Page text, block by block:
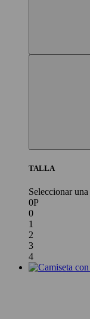
TALLA
Seleccionar
0P
0
1
2
3
4